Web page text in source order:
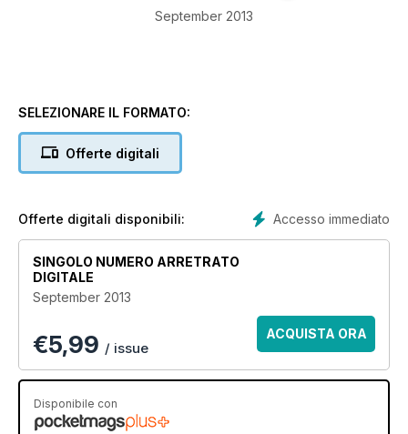
September 2013
SELEZIONARE IL FORMATO:
Offerte digitali
Accesso immediato
Offerte digitali disponibili:
SINGOLO NUMERO ARRETRATO
DIGITALE
September 2013
€5,99 / issue
ACQUISTA ORA
Disponibile con